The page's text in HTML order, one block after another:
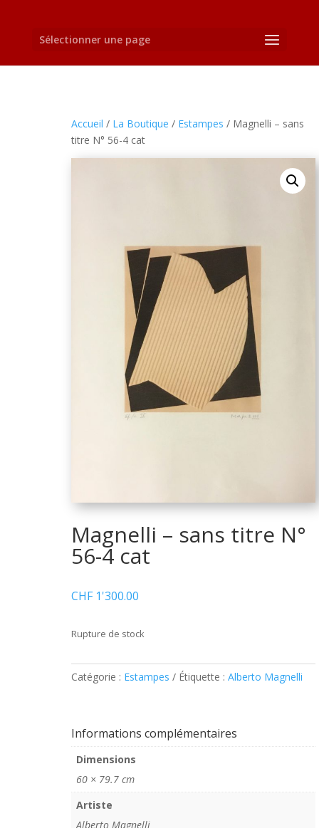
Sélectionner une page
Accueil / La Boutique / Estampes / Magnelli – sans
titre N° 56-4 cat
Magnelli – sans titre N°
56-4 cat
CHF 1'300.00
Rupture de stock
Catégorie : Estampes Étiquette : Alberto Magnelli
Informations complémentaires
Dimensions
60 × 79.7 cm
Artiste
Alberto Magnelli